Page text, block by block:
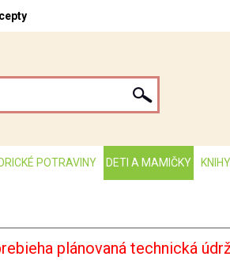
POTRAVINY DETI A MAMIČKY KNIHY
plánovaná technická